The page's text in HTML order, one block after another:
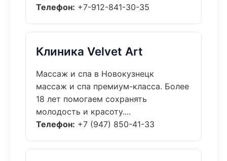
Телефон: +7-912-841-30-35
Клиника Velvet Art
Массаж и спа в Новокузнецк
массаж и спа премиум-класса. Более
18 лет помогаем сохранять
молодость и красоту....
Телефон: +7 (947) 850-41-33